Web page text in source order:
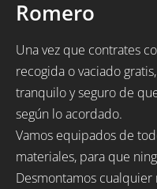
Romero
Una vez que contrates
recogida o vaciado
tranquilo y seguro de
según lo acordado.
Vamos equipados de
materiales, para que
Desmontamos